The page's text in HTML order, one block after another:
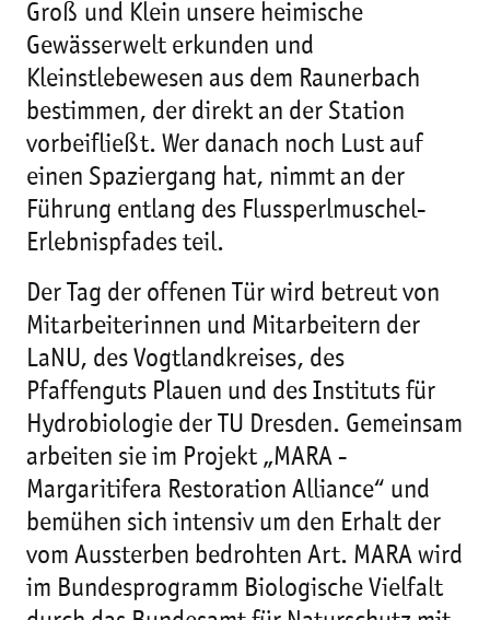
Groß und Klein unsere heimische
Gewässerwelt erkunden und
Kleinstlebewesen aus dem Raunerbach
bestimmen, der direkt an der Station
vorbeifließt. Wer danach noch Lust auf
einen Spaziergang hat, nimmt an der
Führung entlang des Flussperlmuschel-
Erlebnispfades teil.
Der Tag der offenen Tür wird betreut von
Mitarbeiterinnen und Mitarbeitern der
LaNU, des Vogtlandkreises, des
Pfaffenguts Plauen und des Instituts für
Hydrobiologie der TU Dresden. Gemeinsam
arbeiten sie im Projekt „MARA -
Margaritifera Restoration Alliance“ und
bemühen sich intensiv um den Erhalt der
vom Aussterben bedrohten Art. MARA wird
im Bundesprogramm Biologische Vielfalt